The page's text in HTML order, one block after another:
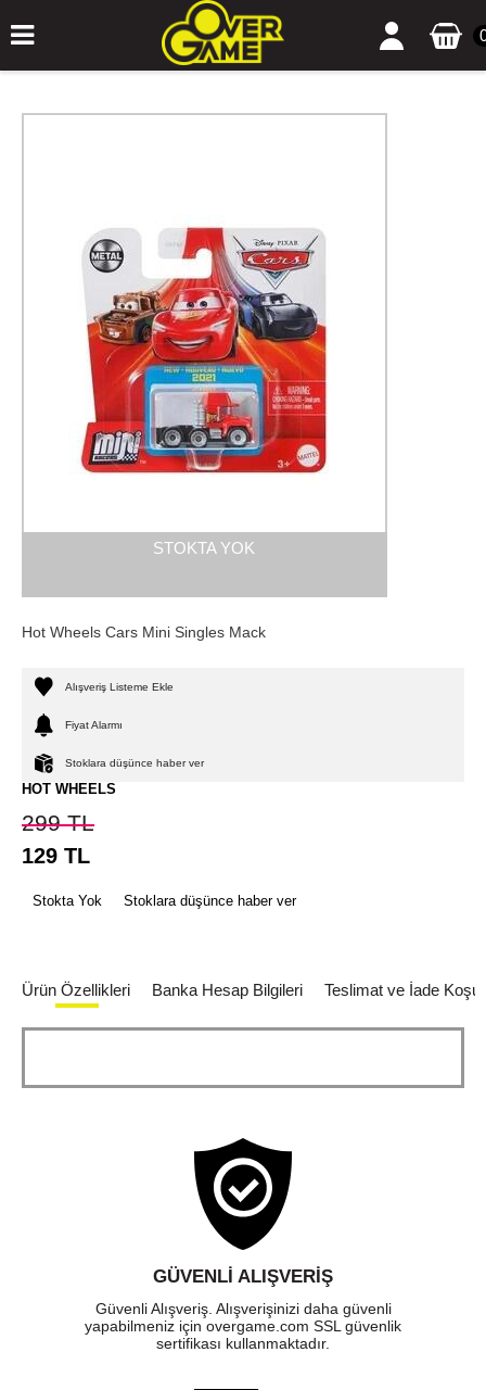
STOKTA YOK
Hot Wheels Cars Mini Singles Mack
Alışveriş Listeme Ekle
Fiyat Alarmı
Stoklara düşünce haber ver
HOT WHEELS
299TL
129 TL
Stokta Yok Stoklara düşünce haber ver
Ürün Özellikleri Banka Hesap Bilgileri Teslimat ve İade
GÜVENLI ALIŞVERIŞ
Güvenli Alışveriş. Alışverişinizi daha güvenli
yapabilmeniz için overgame.com SSL güvenlik
sertifikası kullanmaktadır.